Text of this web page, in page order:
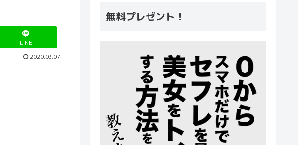
LINE
2020.03.07
無料プレゼント！